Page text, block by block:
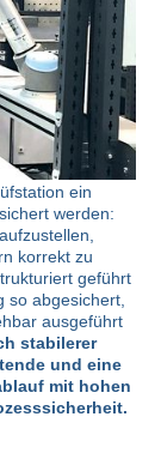
ein
werden:
korrekt zu
geführt
so abgesichert,
ausgeführt
stabilerer
und eine
mit hohen